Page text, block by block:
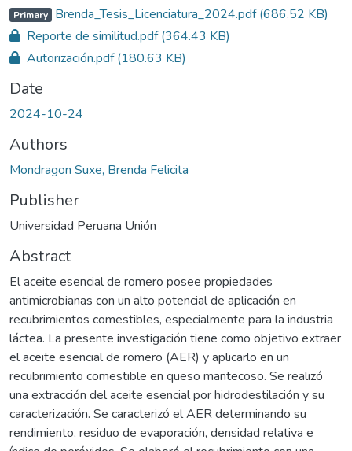
Primary Brenda_Tesis_Licenciatura_2024.pdf(686.52 KB)
Reporte de similitud.pdf(364.43 KB)
Autorización.pdf(180.63 KB)
Date
2024-10-24
Authors
Mondragon Suxe, Brenda Felicita
Publisher
Universidad Peruana Unión
Abstract
El aceite esencial de romero posee propiedades
antimicrobianas con un alto potencial de aplicación en
recubrimientos comestibles, especialmente para la industria
láctea. La presente investigación tiene como objetivo extraer
el aceite esencial de romero (AER) y aplicarlo en un
recubrimiento comestible en queso mantecoso. Se realizó
una extracción del aceite esencial por hidrodestilación y su
caracterización. Se caracterizó el AER determinando su
rendimiento, residuo de evaporación, densidad relativa e